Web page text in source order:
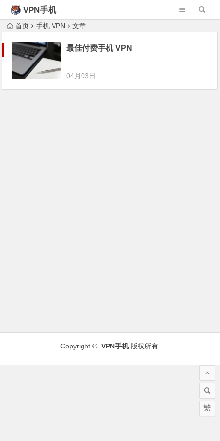
VPN手机
首页 手机 VPN 文章
最佳付费手机 VPN
04月03日
Copyright © VPN手机版权所有.
繁